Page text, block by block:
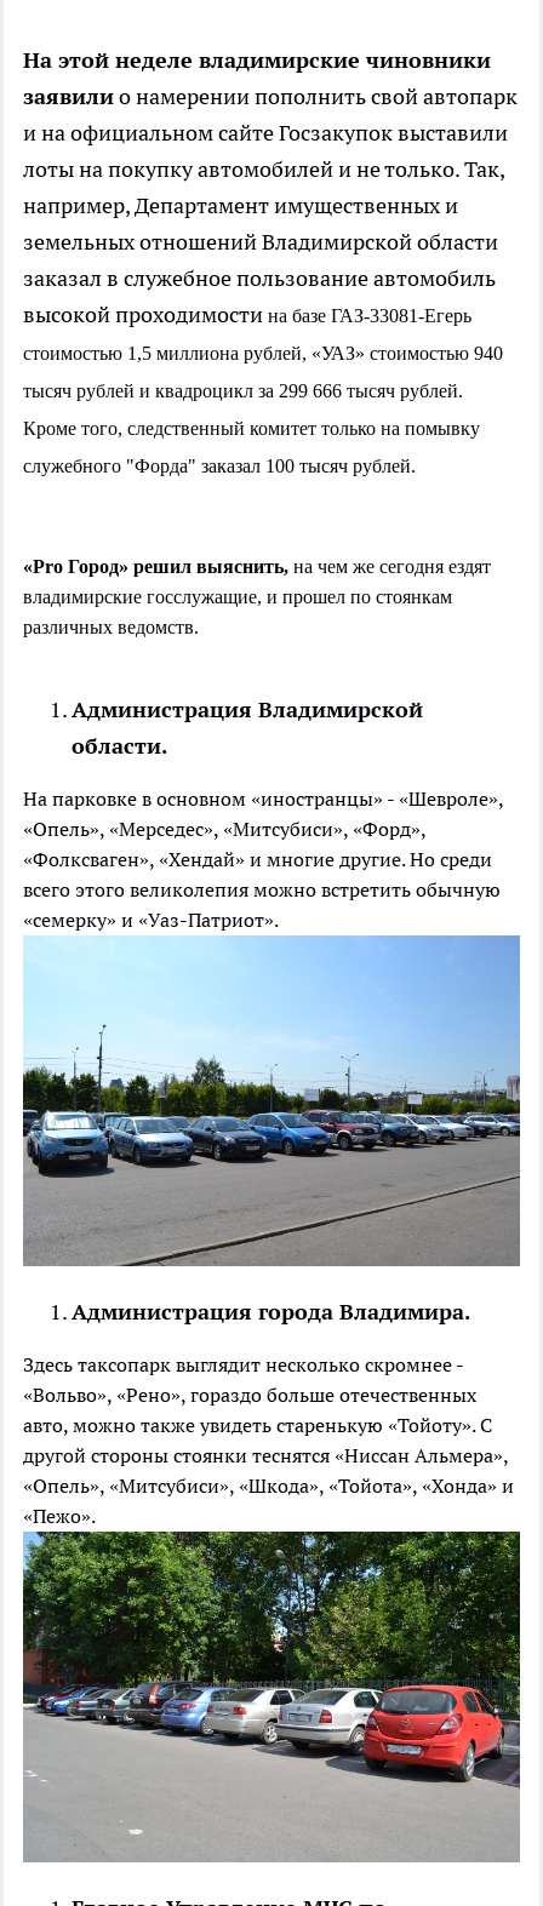
На этой неделе владимирские чиновники
заявилио намерении пополнить свой автопарк
и на официальном сайте Госзакупок выставили
лоты на покупку автомобилей и не только. Так,
например, Департамент имущественных и
земельных отношений Владимирской области
заказал в служебное пользование автомобиль
высокой проходимости на базе ГАЗ-33081-Егерь
стоимостью 1,5 миллиона рублей, «УАЗ» стоимостью 940
тысяч рублей и квадроцикл за 299 666 тысяч рублей.
Кроме того, следственный комитет только на помывку
служебного "Форда" заказал 100 тысяч рублей.
«Pro Город» решил выяснить, на чем же сегодня ездят
владимирские госслужащие, и прошел по стоянкам
различных ведомств.
Администрация Владимирской
области.
На парковке в основном «иностранцы» - «Шевроле»,
«Опель», «Мерседес», «Митсубиси», «Форд»,
«Фолксваген», «Хендай» и многие другие. Но среди
всего этого великолепия можно встретить обычную
«семерку» и «Уаз-Патриот».
Администрация города Владимира.
Здесь таксопарк выглядит несколько скромнее -
«Вольво», «Рено», гораздо больше отечественных
авто, можно также увидеть старенькую «Тойоту». С
другой стороны стоянки теснятся «Ниссан Альмера»,
«Опель», «Митсубиси», «Шкода», «Тойота», «Хонда» и
«Пежо».